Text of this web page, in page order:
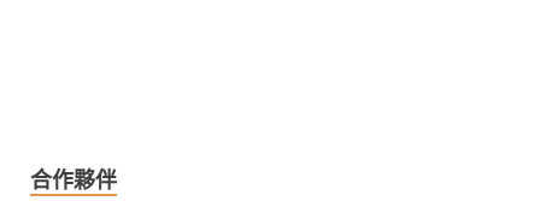
合作夥伴